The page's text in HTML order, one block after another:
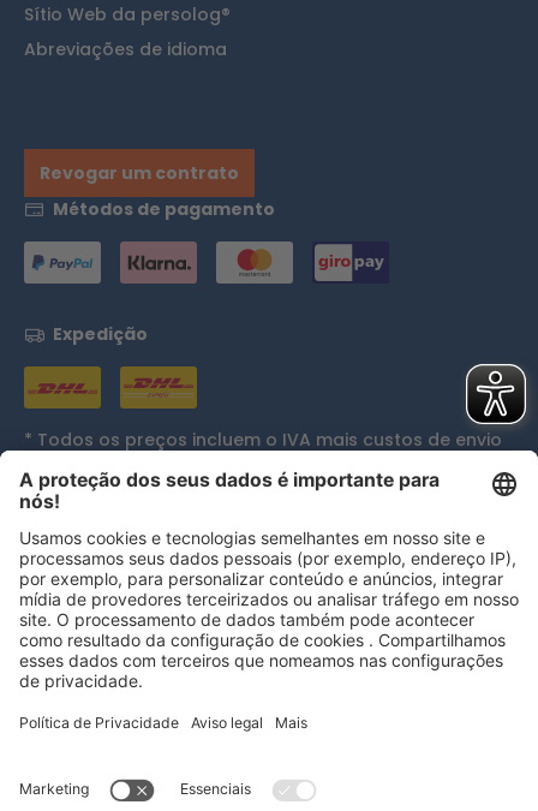
Sítio Web da persolog®
Abreviações de idioma
Revogar um contrato
Métodos de pagamento
Expedição
* Todos os preços incluem o IVA mais custos de envio
e, se aplicável, custos de entrega em dinheiro, exceto
se indicado de outra forma.
Reconhecimentos